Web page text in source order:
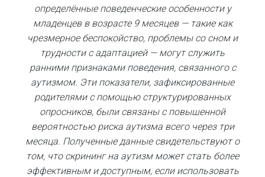
определённые поведенческие особенности у
младенцев в возрасте 9 месяцев — такие как
чрезмерное беспокойство, проблемы со сном и
трудности с адаптацией — могут служить
ранними признаками поведения, связанного с
аутизмом. Эти показатели, зафиксированные
родителями с помощью структурированных
опросников, были связаны с повышенной
вероятностью риска аутизма всего через три
месяца. Полученные данные свидетельствуют о
том, что скрининг на аутизм может стать более
эффективным и доступным, если использовать